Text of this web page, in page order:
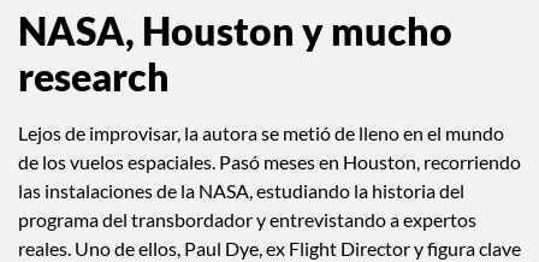
NASA, Houston y mucho
research
Lejos de improvisar, la autora se metió de lleno en el mundo
de los vuelos espaciales. Pasó meses en Houston, recorriendo
las instalaciones de la NASA, estudiando la historia del
programa del transbordador y entrevistando a expertos
reales. Uno de ellos, Paul Dye, ex Flight Director y figura clave